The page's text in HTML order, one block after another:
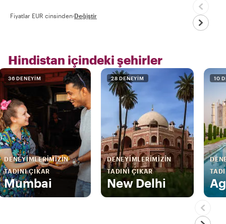
Fiyatlar EUR cinsinden·Değiştir
Hindistan içindeki şehirler
36 DENEYIM
DENEYIMLERIMIZIN
TADINI ÇIKAR
Mumbai
28 DENEYIM
DENEYIMLERIMIZIN
TADINI ÇIKAR
New Delhi
10